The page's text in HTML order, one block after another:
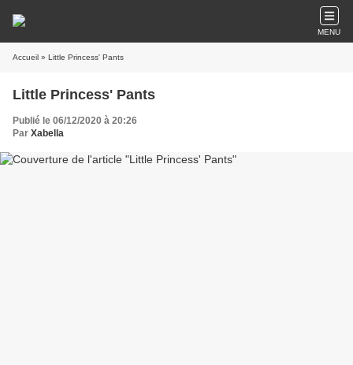
MENU
Accueil » Little Princess' Pants
Little Princess' Pants
Publié le 06/12/2020 à 20:26
Par Xabella